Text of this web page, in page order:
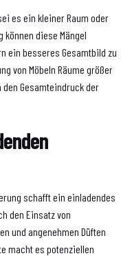
es ein kleiner Raum oder
können diese Mängel
ein besseres Gesamtbild zu
von Möbeln Räume größer
Gesamteindruck der
schafft ein einladendes
den Einsatz von
und angenehmen Düften
macht es potenziellen